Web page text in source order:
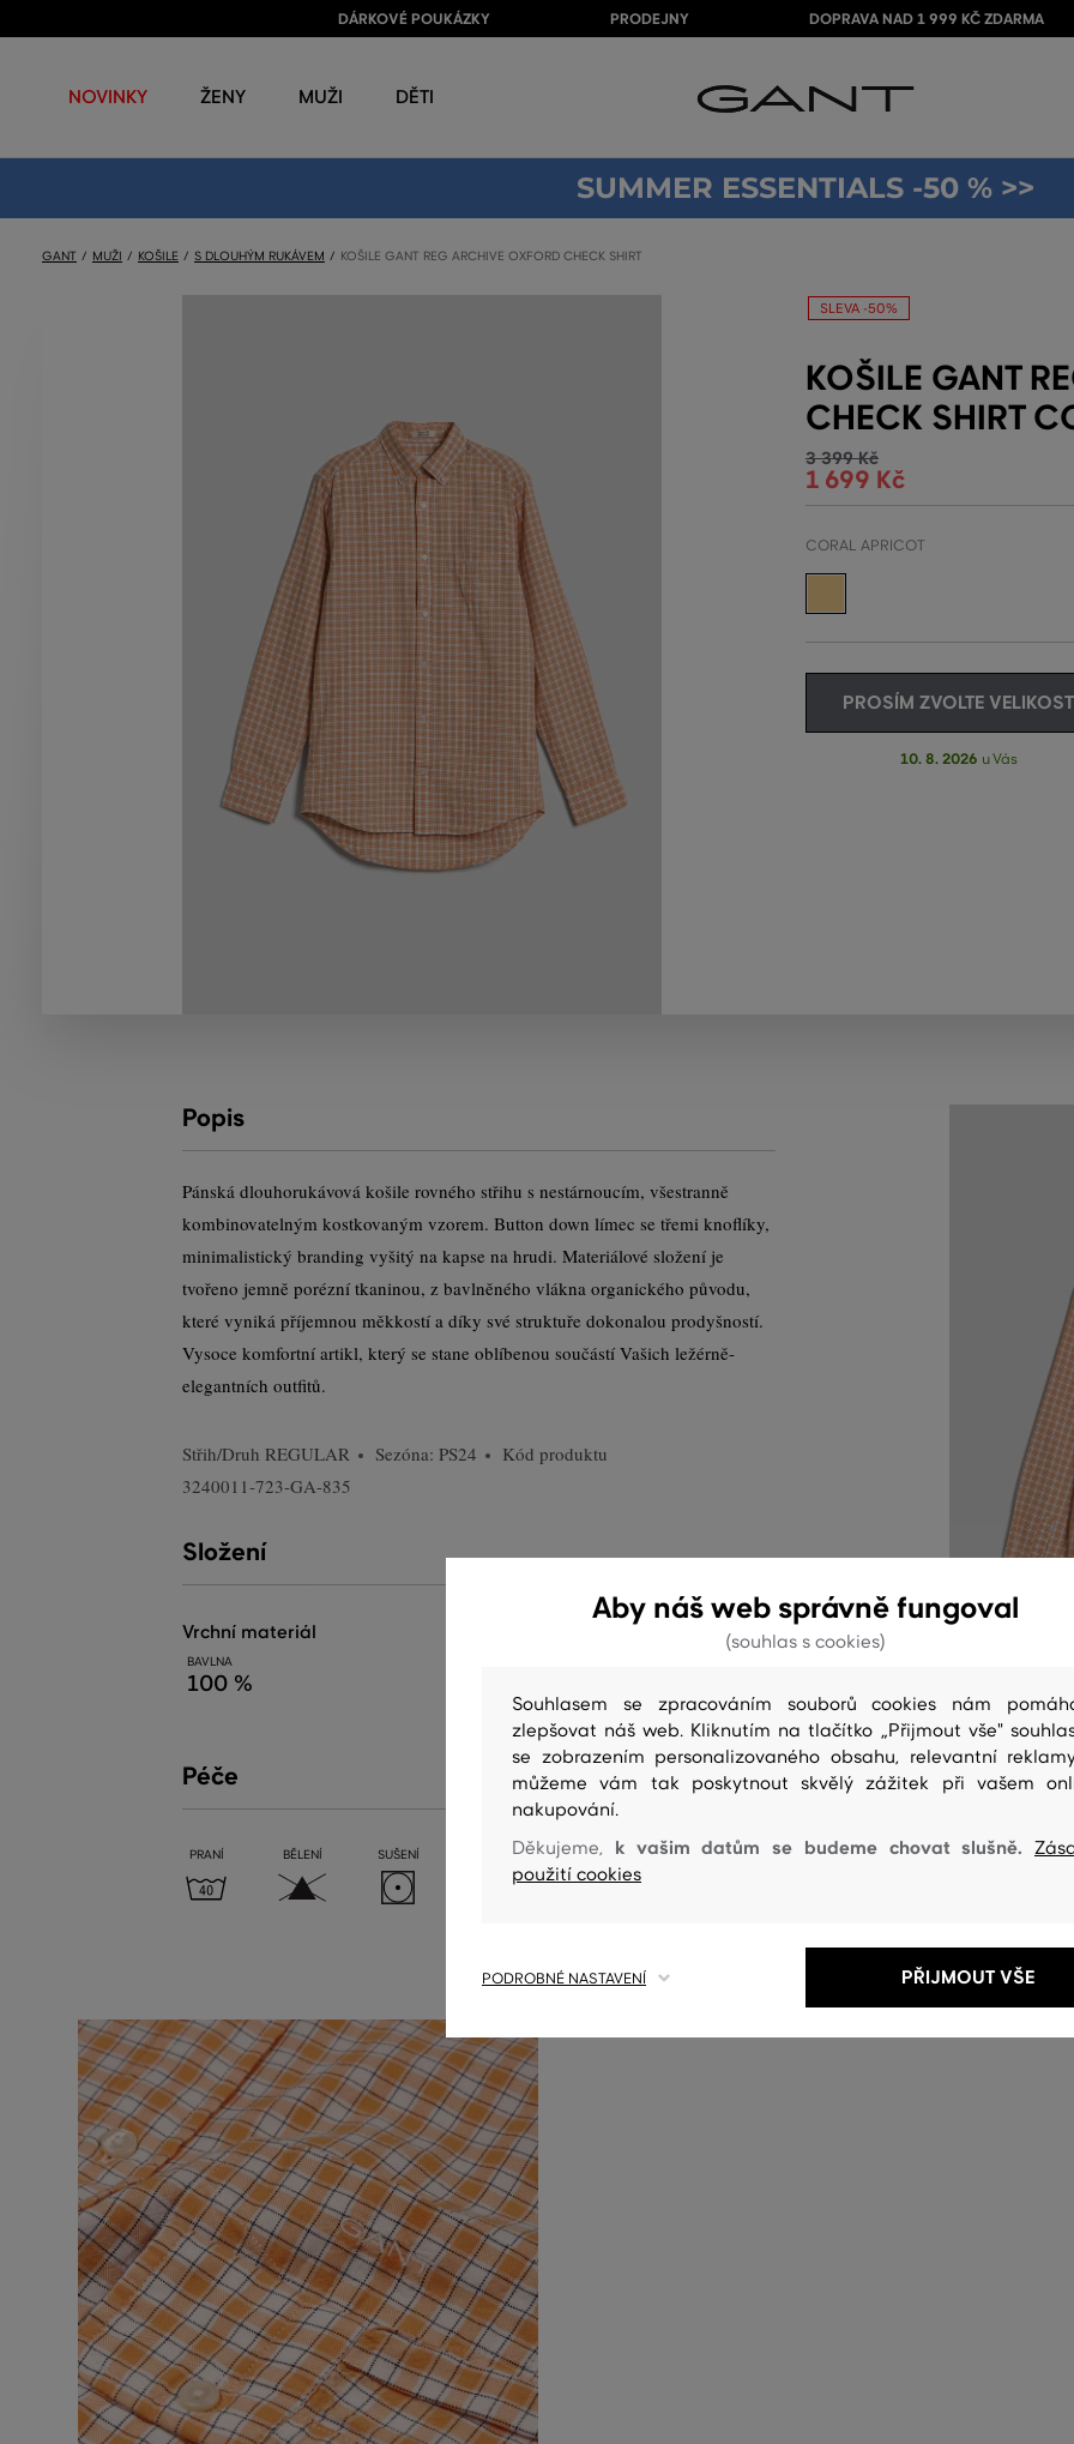
DÁRKOVÉ POUKÁZKY PRODEJNY DOPRAVA NAD 1 999 KČ ZDARMA
NOVINKY ŽENY MUŽI DĚTI
SUMMER ESSENTIALS -50 % >>
GANT MUŽI KOŠILE S DLOUHÝM RUKÁVEM KOŠILE GANT REG ARCHIVE OXFORD CHECK SHIRT
SLEVA -50%
KOŠILE GANT
CHECK SHIRT
3 399 Kč
1 699 Kč
CORAL APRICOT
PROSÍM ZVOLTE VELIKOST
10. 8. 2026 u Vás
Popis
Pánská dlouhorukávová košile rovného střihu s nestárnoucím, všestranně
kombinovatelným kostkovaným vzorem. Button down límec se třemi knoflíky,
minimalistický branding vyšitý na kapse na hrudi. Materiálové složení je
tvořeno jemně porézní tkaninou, z bavlněného vlákna organického původu,
které vyniká příjemnou měkkostí a díky své struktuře dokonalou prodyšností.
Vysoce komfortní artikl, který se stane oblíbenou součástí Vašich ležérně-
elegantních outfitů.
Střih/Druh REGULAR Sezóna: PS24
Kód produktu
3240011-723-GA-835
Složení
vrchní materiál
BAVLNA
100 %
Péče
PRANÍ BĚLENÍ SUŠENÍ ŽEHLENÍ ČIŠTENÍ
Aby náš web správně fungoval
(souhlas s cookies)
Souhlasem se zpracováním souborů cookies nám
zlepšovat náš web. Kliknutím na tlačítko „Přijmout vše"
se zobrazením personalizovaného obsahu, relevantní
můžeme vám tak poskytnout skvělý zážitek při vašem
nakupování.
Děkujeme, k vašim datům se budeme chovat slušně.
použití cookies
PODROBNÉ NASTAVENÍ PŘIJMOUT VŠE